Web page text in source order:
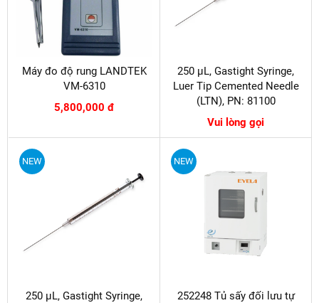
Máy đo độ rung LANDTEK
VM-6310
5,800,000 đ
250 µL, Gastight Syringe,
Luer Tip Cemented Needle
(LTN), PN: 81100
Vui lòng gọi
NEW
250 µL, Gastight Syringe,
NEW
252248 Tủ sấy đối lưu tự